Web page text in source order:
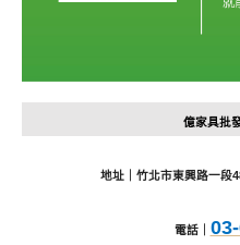
億家具批
地址｜竹北市東興路一段
電話｜